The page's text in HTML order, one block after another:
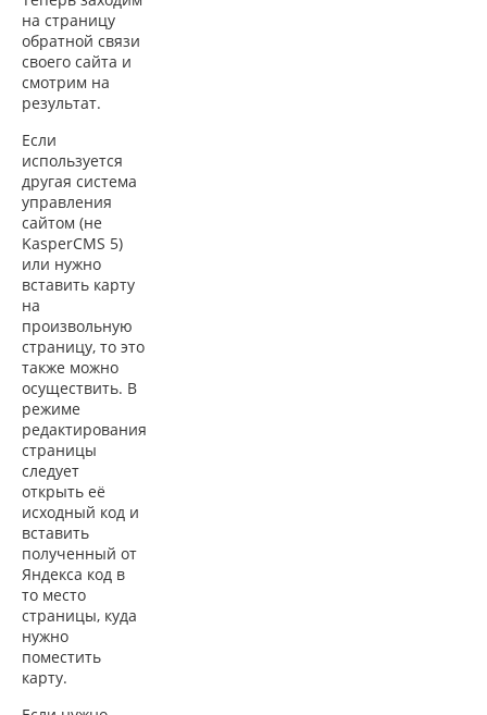
на страницу
обратной связи
своего сайта и
смотрим на
результат.
Если
используется
другая система
управления
сайтом (не
KasperCMS 5)
или нужно
вставить карту
на
произвольную
страницу, то это
также можно
осуществить. В
режиме
редактирования
страницы
следует
открыть её
исходный код и
вставить
полученный от
Яндекса код в
то место
страницы, куда
нужно
поместить
карту.